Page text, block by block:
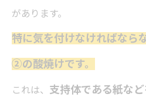
があります。
特に気を付けなければなら
②の酸焼けです。
これは、 支持体である紙な